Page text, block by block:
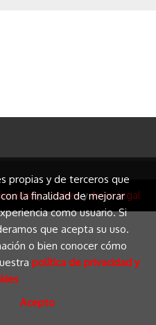
propias y de terceros que
la finalidad de mejorar
como usuario. Si
que acepta su uso.
o bien conocer cómo
política de privacidad y
Acepto
y cookiesyAviso legal